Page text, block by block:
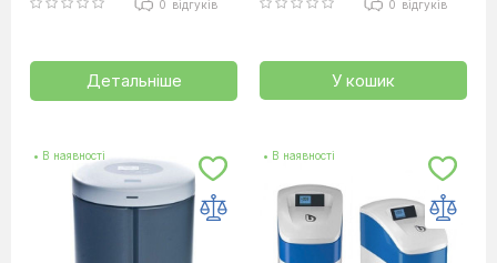
0 відгуків
Детальніше
0 відгуків
У кошик
• В наявності • В наявності